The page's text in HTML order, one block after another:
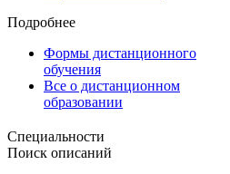
Подробнее
Формы дистанционного
обучения
Все о дистанционном
образовании
Специальности
Поиск описаний